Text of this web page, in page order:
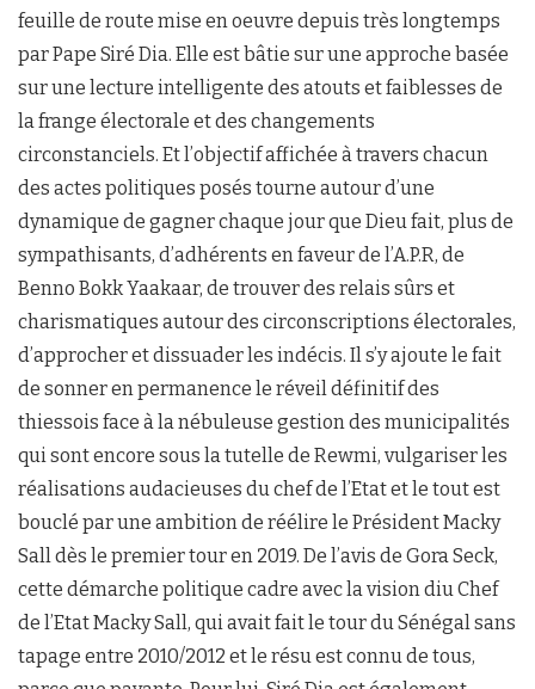
feuille de route mise en oeuvre depuis très longtemps
par Pape Siré Dia. Elle est bâtie sur une approche basée
sur une lecture intelligente des atouts et faiblesses de
la frange électorale et des changements
circonstanciels. Et l’objectif affichée à travers chacun
des actes politiques posés tourne autour d’une
dynamique de gagner chaque jour que Dieu fait, plus de
sympathisants, d’adhérents en faveur de l’A.P.R, de
Benno Bokk Yaakaar, de trouver des relais sûrs et
charismatiques autour des circonscriptions électorales,
d’approcher et dissuader les indécis. Il s’y ajoute le fait
de sonner en permanence le réveil définitif des
thiessois face à la nébuleuse gestion des municipalités
qui sont encore sous la tutelle de Rewmi, vulgariser les
réalisations audacieuses du chef de l’Etat et le tout est
bouclé par une ambition de réélire le Président Macky
Sall dès le premier tour en 2019. De l’avis de Gora Seck,
cette démarche politique cadre avec la vision diu Chef
de l’Etat Macky Sall, qui avait fait le tour du Sénégal sans
tapage entre 2010/2012 et le résu est connu de tous,